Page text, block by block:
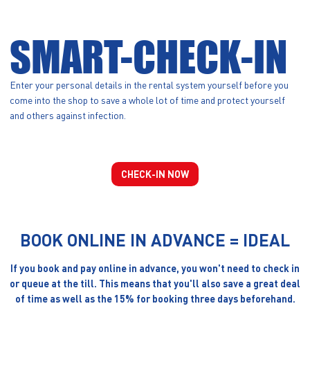
SMART-CHECK-IN
Enter your personal details in the rental system yourself before you
come into the shop to save a whole lot of time and protect yourself
and others against infection.
CHECK-IN NOW
BOOK ONLINE IN ADVANCE = IDEAL
If you book and pay online in advance, you won't need to check in
or queue at the till. This means that you'll also save a great deal
of time as well as the 15% for booking three days beforehand.